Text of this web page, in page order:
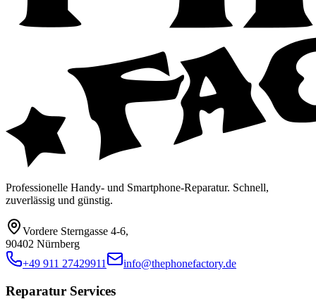
Professionelle Handy- und Smartphone-Reparatur. Schnell,
zuverlässig und günstig.
Vordere Sterngasse 4-6,
90402 Nürnberg
+49 911 27429911
info@thephonefactory.de
Reparatur Services